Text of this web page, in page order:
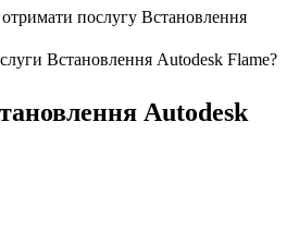
послугу Встановлення
Встановлення Autodesk Flame?
Autodesk